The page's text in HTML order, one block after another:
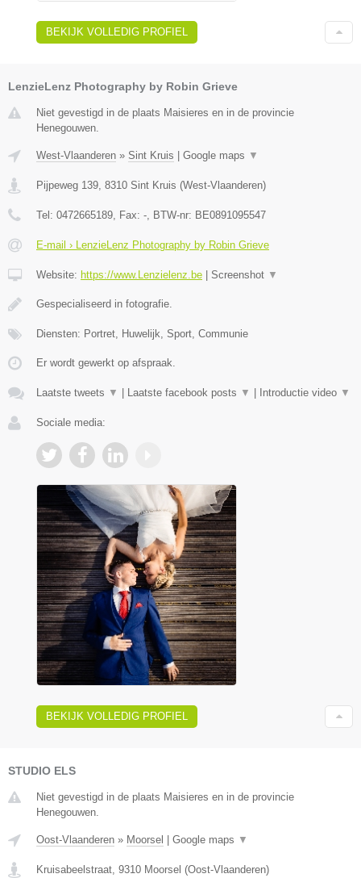
BEKIJK VOLLEDIG PROFIEL
LenzieLenz Photography by Robin Grieve
Niet gevestigd in de plaats Maisieres en in de provincie
Henegouwen.
West-Vlaanderen » Sint Kruis | Google maps ▼
Pijpeweg 139 8310 Sint Kruis (West-Vlaanderen)
Tel: 0472665189 , Fax: - , BTW-nr: BE0891095547
E-mail › LenzieLenz Photography by Robin Grieve
Website: https://www.Lenzielenz.be | Screenshot ▼
Gespecialiseerd in fotografie.
Diensten: Portret, Huwelijk, Sport, Communie
Er wordt gewerkt op afspraak.
Laatste tweets ▼ | Laatste facebook posts ▼ | Introductie video ▼
Sociale media:
BEKIJK VOLLEDIG PROFIEL
STUDIO ELS
Niet gevestigd in de plaats Maisieres en in de provincie
Henegouwen.
Oost-Vlaanderen » Moorsel | Google maps ▼
Kruisabeelstraat 9310 Moorsel (Oost-Vlaanderen)